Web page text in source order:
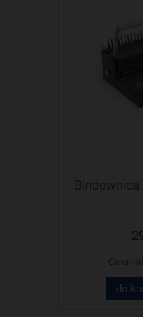
Bindownica
do